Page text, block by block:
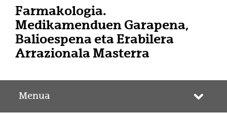
Farmakologia.
Medikamenduen Garapena,
Balioespena eta Erabilera
Arrazionala Masterra
Menua